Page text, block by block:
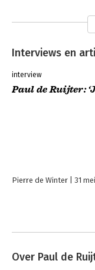
Interviews en
interview
Paul de Ruijter:
Pierre de Winter 31
Over Paul de